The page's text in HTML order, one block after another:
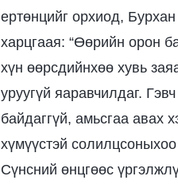
ертөнцийг орхиод,
харцгаая: “Өөрийн орон
хүн өөрсдийнхөө хувь
уруугүй яаравчилдаг.
байдаггүй, амьсгаа авах
хүмүүстэй
Сүнсний өнцгөөс